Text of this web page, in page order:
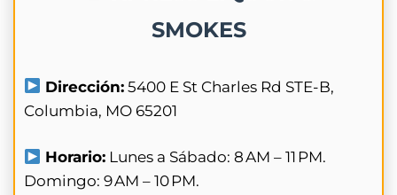
SMOKES
Dirección: 5400 E St Charles Rd STE-B,
Columbia, MO 65201
Horario: Lunes a Sábado: 8 AM – 11 PM.
Domingo: 9 AM – 10 PM.